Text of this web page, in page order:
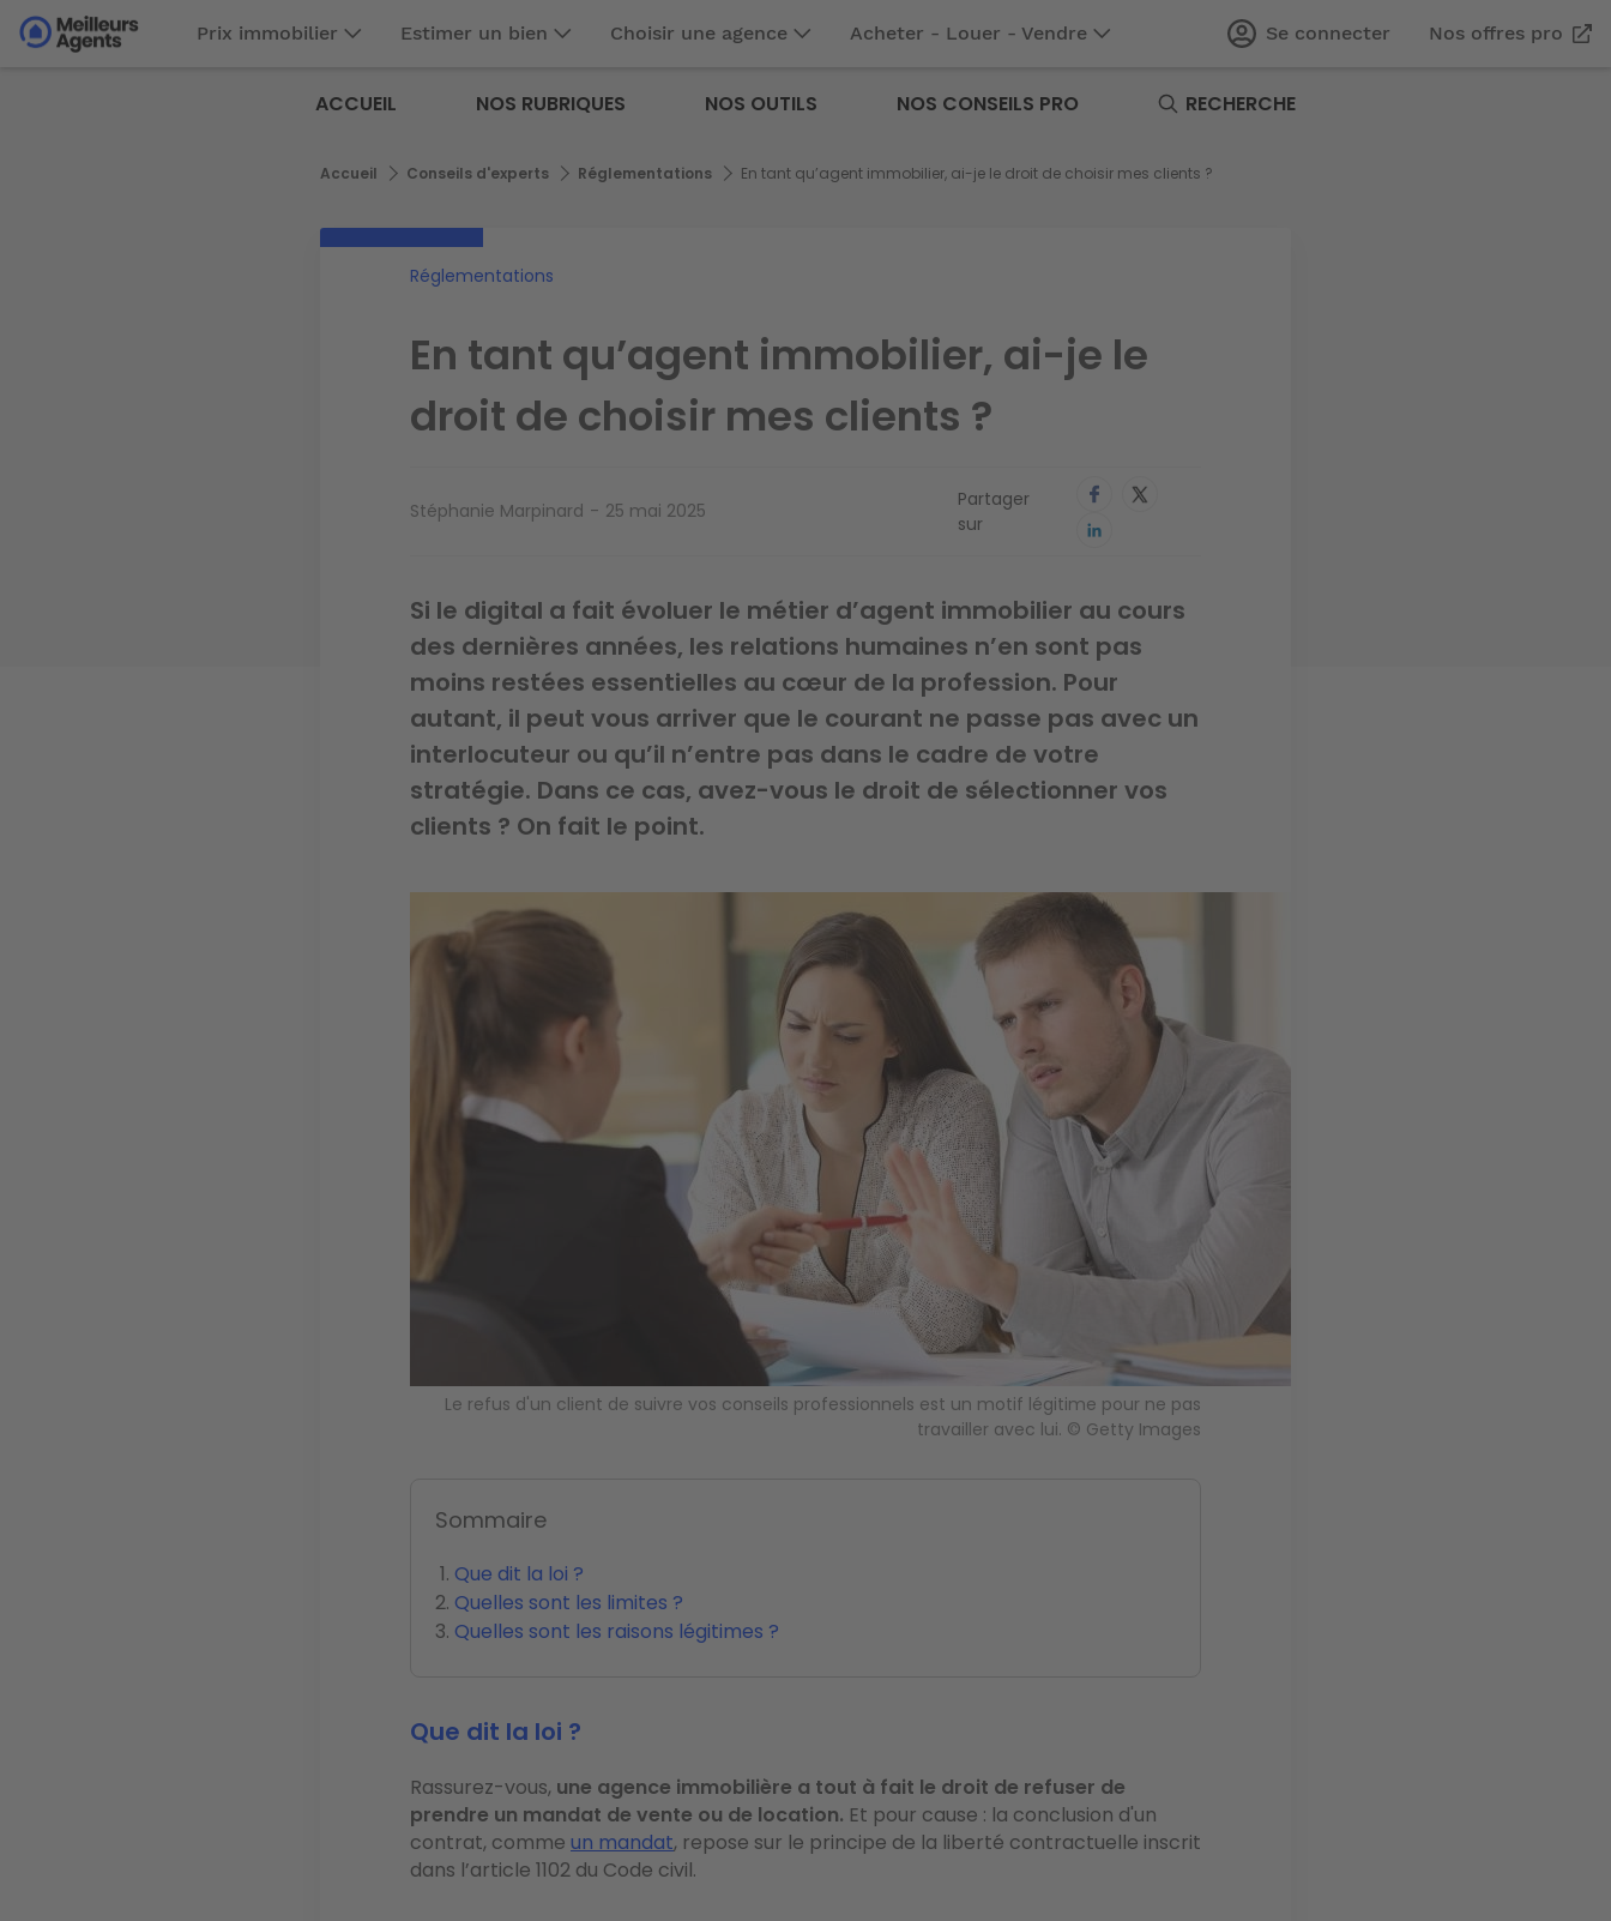
Aller
auAller au
Prix immobilier Estimer un bien Choisir une agence Acheter - Louer - Vendre Se connecter Nos offres pro
ACCUEIL NOS RUBRIQUES NOS OUTILS NOS CONSEILS PRO RECHERCHE
Fil
Accueil Conseils d'experts Réglementations En tant qu’agent immobilier, ai-je le droit de choisir mes clients ?
Réglementations
En tant qu’agent immobilier, ai-je le
droit de choisir mes clients ?
Stéphanie Marpinard 25 mai 2025
Partager
sur
Si le digital a fait évoluer le métier d’agent immobilier au cours
des dernières années, les relations humaines n’en sont pas
moins restées essentielles au cœur de la profession. Pour
autant, il peut vous arriver que le courant ne passe pas avec un
interlocuteur ou qu’il n’entre pas dans le cadre de votre
stratégie. Dans ce cas, avez-vous le droit de sélectionner vos
clients ? On fait le point.
Le refus d'un client de suivre vos conseils professionnels est un motif légitime pour ne pas
travailler avec lui. © Getty Images
Sommaire
Que dit la loi ?
Quelles sont les limites ?
Quelles sont les raisons légitimes ?
Que dit la loi ?
Rassurez-vous, une agence immobilière a tout à fait le droit de refuser de
prendre un mandat de vente ou de location. Et pour cause : la conclusion d'un
contrat, comme un mandat, repose sur le principe de la liberté contractuelle inscrit
dans l’article 1102 du Code civil.